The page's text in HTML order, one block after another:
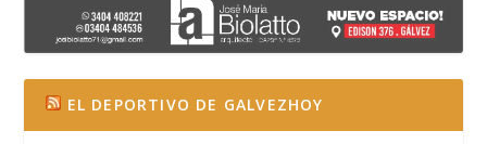
EL DEPORTIVO DE GALVEZHOY